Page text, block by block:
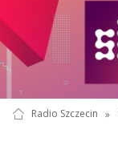
Radio Szczecin »